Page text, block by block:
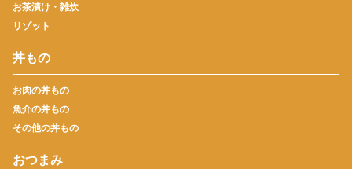
お茶漬け・雑炊
リゾット
丼もの
お肉の丼もの
魚介の丼もの
その他の丼もの
おつまみ